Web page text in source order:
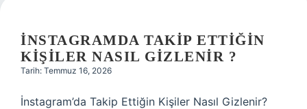
İNSTAGRAMDA TAKIP ETTIĞIN
KIŞILER NASIL GIZLENIR ?
Tarih: Temmuz 16, 2026
İnstagram’da Takip Ettiğin Kişiler Nasıl Gizlenir?